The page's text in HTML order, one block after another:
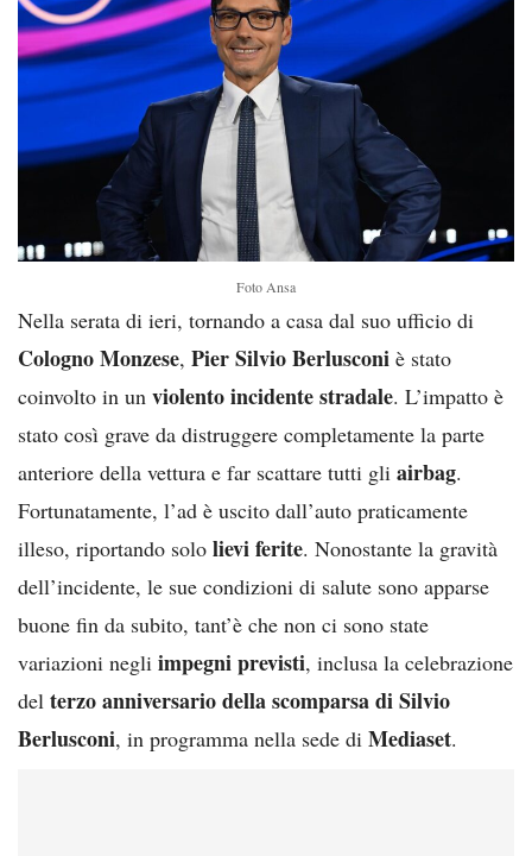
Foto Ansa
Nella serata di ieri, tornando a casa dal suo ufficio di
Cologno Monzese, Pier Silvio Berlusconi è stato
coinvolto in un violento incidente stradale. L’impatto è
stato così grave da distruggere completamente la parte
anteriore della vettura e far scattare tutti gli airbag.
Fortunatamente, l’ad è uscito dall’auto praticamente
illeso, riportando solo lievi ferite. Nonostante la gravità
dell’incidente, le sue condizioni di salute sono apparse
buone fin da subito, tant’è che non ci sono state
variazioni negli impegni previsti, inclusa la celebrazione
del terzo anniversario della scomparsa di Silvio
Berlusconi, in programma nella sede di Mediaset.